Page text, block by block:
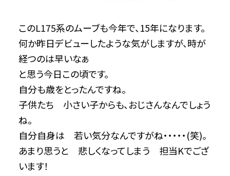
このL175系のムーブも今年で、15年になります。
何か昨日デビューしたような気がしますが、時が
経つのは早いなぁ
と思う今日この頃です。
自分も歳をとったんですね。
子供たち 小さい子からも、おじさんなんでしょう
ね。
自分自身は 若い気分なんですがね・・・・・(笑)。
あまり思うと 悲しくなってしまう 担当Kでござ
います！